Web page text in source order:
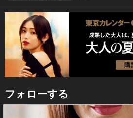
フォローする